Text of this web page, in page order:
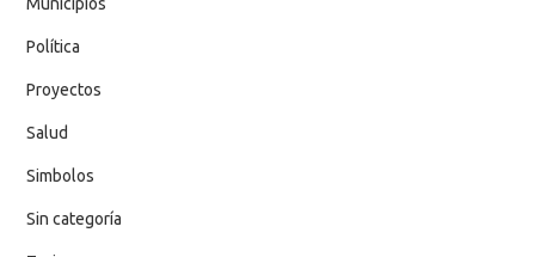
Política
Proyectos
Salud
Simbolos
Sin categoría